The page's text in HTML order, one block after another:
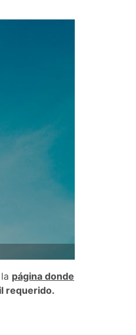
página donde
requerido.